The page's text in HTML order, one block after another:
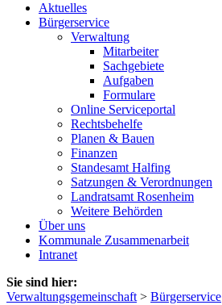
Aktuelles
Bürgerservice
Verwaltung
Mitarbeiter
Sachgebiete
Aufgaben
Formulare
Online Serviceportal
Rechtsbehelfe
Planen & Bauen
Finanzen
Standesamt Halfing
Satzungen & Verordnungen
Landratsamt Rosenheim
Weitere Behörden
Über uns
Kommunale Zusammenarbeit
Intranet
Sie sind hier:
Verwaltungsgemeinschaft > Bürgerservice